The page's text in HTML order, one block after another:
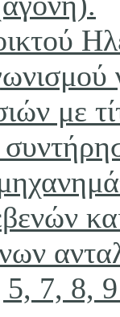
με
5, 7, 8,